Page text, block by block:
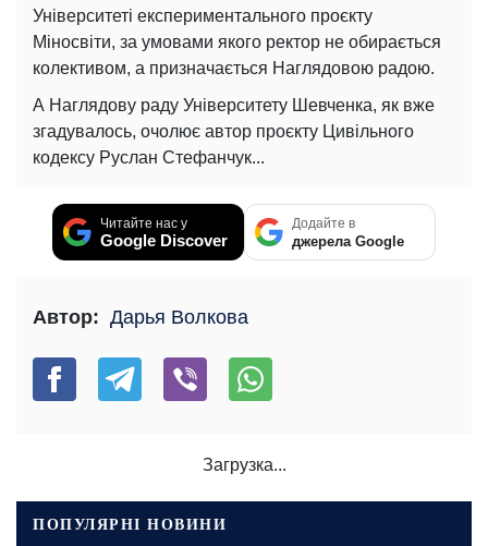
Університеті експериментального проєкту
Міносвіти, за умовами якого ректор не обирається
колективом, а призначається Наглядовою радою.
А Наглядову раду Університету Шевченка, як вже
згадувалось, очолює автор проєкту Цивільного
кодексу Руслан Стефанчук...
Читайте нас у
Google Discover
Додайте в
джерела Google
Автор: Дарья Волкова
Загрузка...
ПОПУЛЯРНІ НОВИНИ